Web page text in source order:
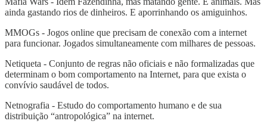
ainda gastando rios de dinheiros. E aporrinhando os amiguinhos.
MMOGs - Jogos online que precisam de conexão com a internet
para funcionar. Jogados simultaneamente com milhares de pessoas.
Netiqueta - Conjunto de regras não oficiais e não formalizadas que
determinam o bom comportamento na Internet, para que exista o
convívio saudável de todos.
Netnografia - Estudo do comportamento humano e de sua
distribuição “antropológica” na internet.